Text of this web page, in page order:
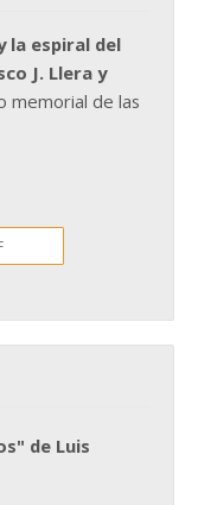
y la espiral del
J. Llera y
memorial de las
de Luis